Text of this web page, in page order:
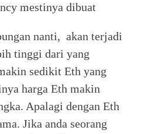
mestinya dibuat
nanti, akan terjadi
tinggi dari yang
sedikit Eth yang
harga Eth makin
Apalagi dengan Eth
Jika anda seorang